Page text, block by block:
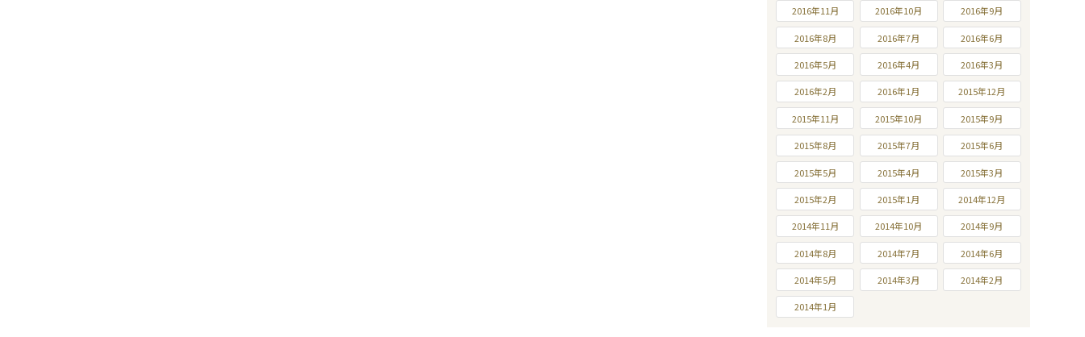
2016年11月 2016年10月 2016年9月
2016年8月 2016年7月 2016年6月
2016年5月 2016年4月 2016年3月
2016年2月 2016年1月 2015年12月
2015年11月 2015年10月 2015年9月
2015年8月 2015年7月 2015年6月
2015年5月 2015年4月 2015年3月
2015年2月 2015年1月 2014年12月
2014年11月 2014年10月 2014年9月
2014年8月 2014年7月 2014年6月
2014年5月 2014年3月 2014年2月
2014年1月